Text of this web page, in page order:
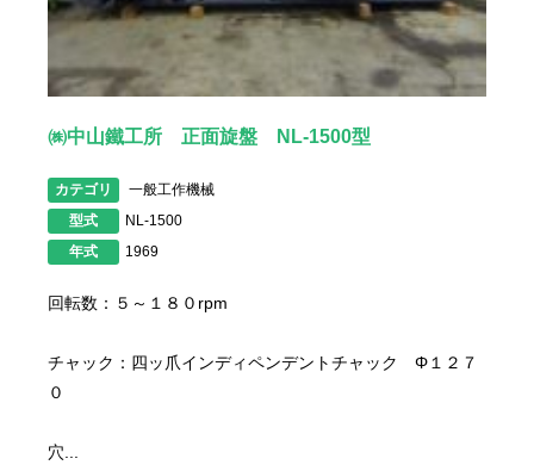
㈱中山鐵工所 正面旋盤 NL-1500型
カテゴリ
一般工作機械
型式
NL-1500
年式
1969
回転数：５～１８０rpm
チャック：四ッ爪インディペンデントチャック Φ１２７
０
穴...